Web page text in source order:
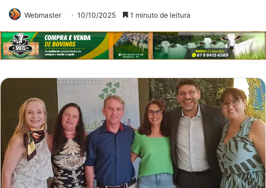
Webmaster 10/10/2025 1 minuto de leitura